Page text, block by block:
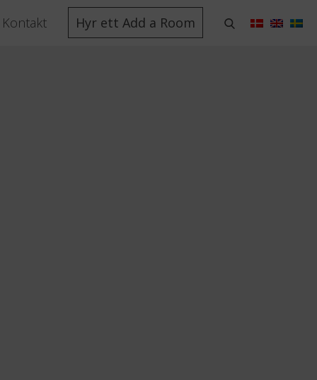
Kontakt Hyr ett Add a Room